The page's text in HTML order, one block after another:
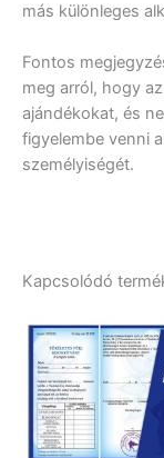
más különleges
Fontos
meg arról, hogy
ajándékokat, és
figyelembe venni
személyiségét.
Kapcsolódó